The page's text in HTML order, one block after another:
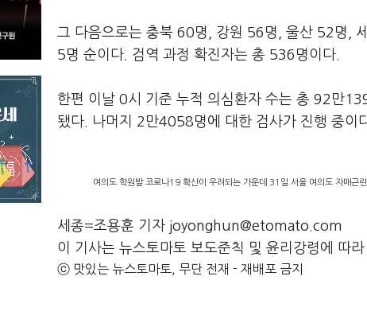
그 다음으로는 충북 60명, 강원 56명, 울산 52명,
5명 순이다. 검역 과정 확진자는 총 536명이다.
한편 이날 0시 기준 누적 의심환자 수는 총 92만
됐다. 나머지 2만4058명에 대한 검사가 진행 중이
여의도 학원발 코로나19 확산이 우려되는 가운데 31일 서울 여의도 자매근
세종=조용훈 기자 joyonghun@etomato.com
이 기사는 뉴스토마토 보도준칙 및 윤리강령에 따
ⓒ 맛있는 뉴스토마토, 무단 전재 - 재배포 금지